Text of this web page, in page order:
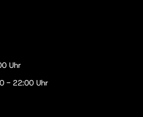
Uhr
- 22:00 Uhr